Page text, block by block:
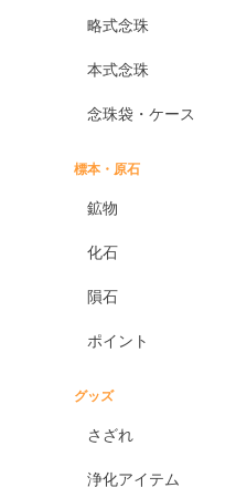
略式念珠
本式念珠
念珠袋・ケース
標本・原石
鉱物
化石
隕石
ポイント
グッズ
さざれ
浄化アイテム